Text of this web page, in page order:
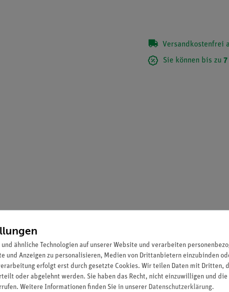
Versandkostenfrei
Sie können bis zu 7
ähnliche Technologien auf unserer Website und verarbeiten
und Anzeigen zu personalisieren, Medien von Drittanbietern einzubinden
erfolgt erst durch gesetzte Cookies. Wir teilen Daten mit Dritten,
oder abgelehnt werden. Sie haben das Recht, nicht einzuwilligen und
Weitere Informationen finden Sie in unserer Daten­schutz­erklärung.